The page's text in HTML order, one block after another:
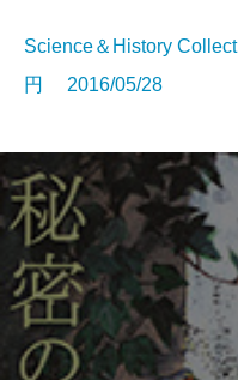
Science＆History
円 2016/05/28